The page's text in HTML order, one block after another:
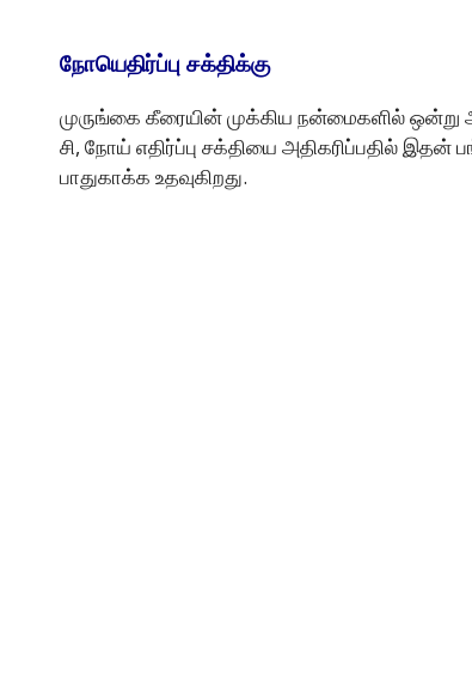
நோயெதிர்ப்பு சக்திக்கு
முருங்கை கீரையின் முக்கிய நன்மைகளில்
சி, நோய் எதிர்ப்பு சக்தியை அதிகரிப்பதில்
பாதுகாக்க உதவுகிறது.